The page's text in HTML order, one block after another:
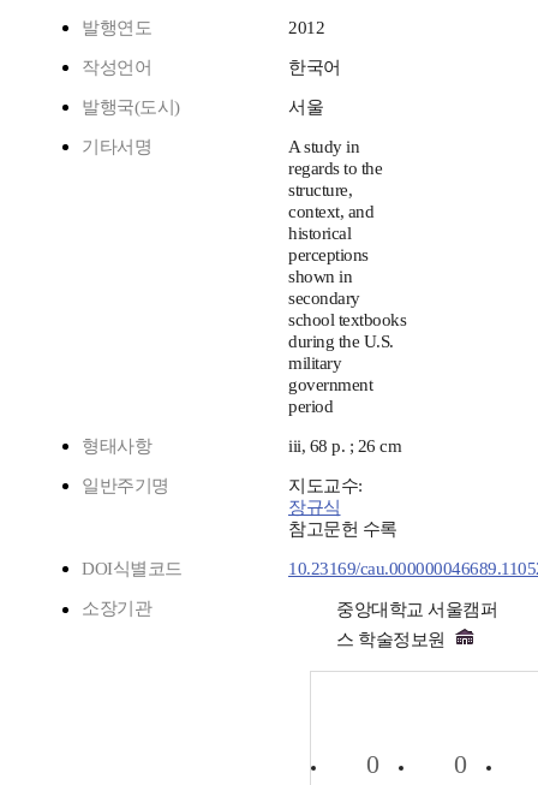
발행연도 2012
작성언어 한국어
발행국(도시) 서울
기타서명
A study in
regards to the
structure,
context, and
historical
perceptions
shown in
secondary
school textbooks
during the U.S.
military
government
period
형태사항 iii, 68 p. ; 26 cm
일반주기명
지도교수:
장규식
참고문헌 수록
DOI식별코드 10.23169/
소장기관
중앙대학교 서울캠퍼
스 학술정보원
0 0